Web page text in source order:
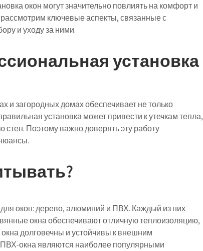
окон могут значительно повлиять на комфорт и
ключевые аспекты, связанные с
и уходу за ними.
установка
и загородных домах обеспечивает не только
установка может привести к утечкам тепла,
Поэтому важно доверять эту работу
окон: дерево, алюминий и ПВХ. Каждый из них
окна обеспечивают отличную теплоизоляцию,
долговечны и устойчивы к внешним
окна являются наиболее популярными